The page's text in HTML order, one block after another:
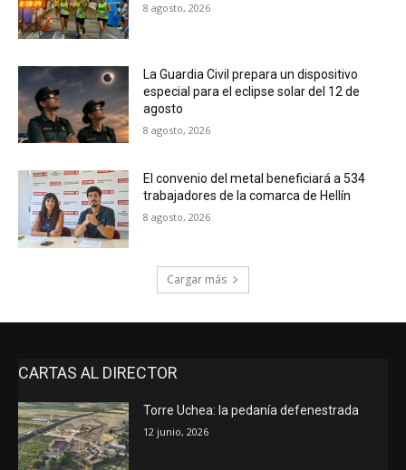
8 agosto, 2026
La Guardia Civil prepara un dispositivo
especial para el eclipse solar del 12 de
agosto
8 agosto, 2026
El convenio del metal beneficiará a 534
trabajadores de la comarca de Hellín
8 agosto, 2026
Cargar más
CARTAS AL DIRECTOR
Torre Uchea: la pedanía defenestrada
12 junio, 2026